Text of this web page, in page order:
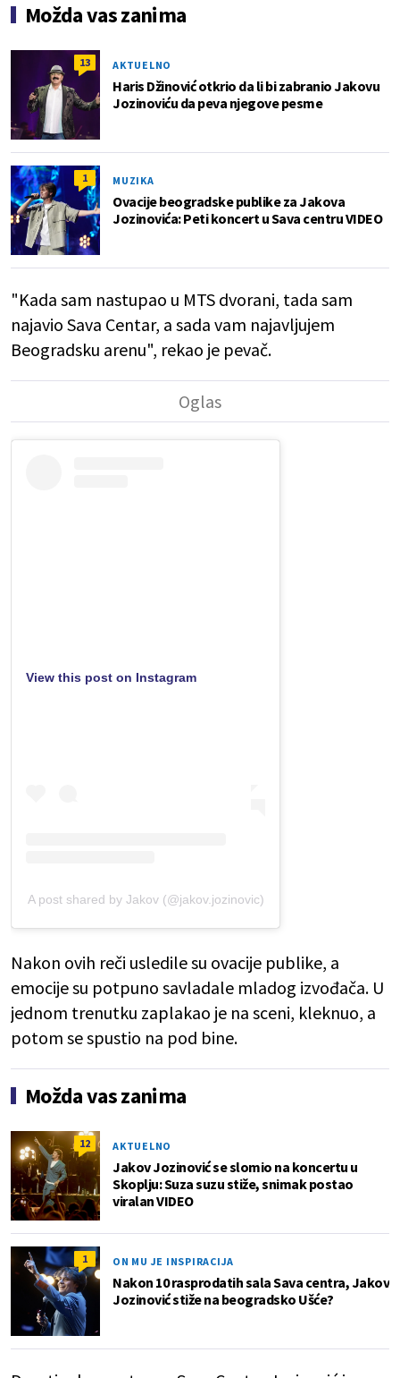
Možda vas zanima
13 AKTUELNO
Haris Džinović otkrio da li bi zabranio Jakovu
Jozinoviću da peva njegove pesme
1 MUZIKA
Ovacije beogradske publike za Jakova
Jozinovića: Peti koncert u Sava centru VIDEO
"Kada sam nastupao u MTS dvorani, tada sam
najavio Sava Centar, a sada vam najavljujem
Beogradsku arenu", rekao je pevač.
View this post on Instagram
A post shared by Jakov (@jakov.jozinovic)
Nakon ovih reči usledile su ovacije publike, a
emocije su potpuno savladale mladog izvođača. U
jednom trenutku zaplakao je na sceni, kleknuo, a
potom se spustio na pod bine.
Možda vas zanima
12 AKTUELNO
Jakov Jozinović se slomio na koncertu u
Skoplju: Suza suzu stiže, snimak postao
viralan VIDEO
1 ON MU JE INSPIRACIJA
Nakon 10 rasprodatih sala Sava centra, Jakov
Jozinović stiže na beogradsko Ušće?